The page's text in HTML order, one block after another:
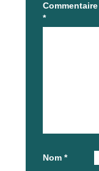
Commentaire
*
Nom *